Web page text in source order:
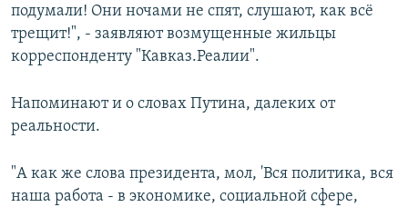
подумали! Они ночами не спят, слушают, как всё
трещит!", - заявляют возмущенные жильцы
корреспонденту "Кавказ.Реалии".
Напоминают и о словах Путина, далеких от
реальности.
"А как же слова президента, мол, 'Вся политика, вся
наша работа - в экономике, социальной сфере,